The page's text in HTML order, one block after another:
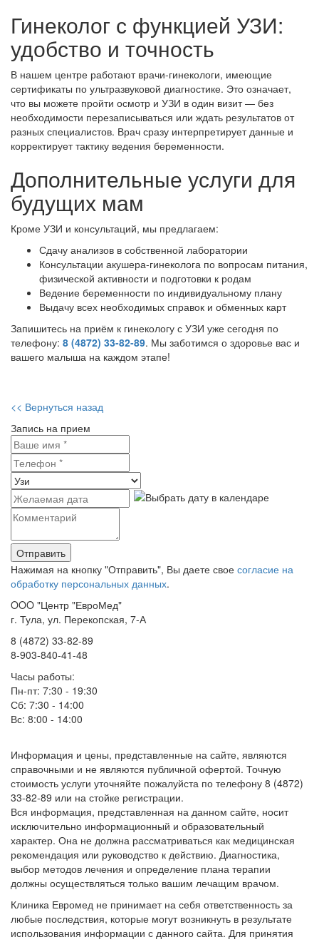
Гинеколог с функцией УЗИ:
удобство и точность
В нашем центре работают врачи-гинекологи, имеющие
сертификаты по ультразвуковой диагностике. Это означает,
что вы можете пройти осмотр и УЗИ в один визит — без
необходимости перезаписываться или ждать результатов от
разных специалистов. Врач сразу интерпретирует данные и
корректирует тактику ведения беременности.
Дополнительные услуги для
будущих мам
Кроме УЗИ и консультаций, мы предлагаем:
Сдачу анализов в собственной лаборатории
Консультации акушера-гинеколога по вопросам питания,
физической активности и подготовки к родам
Ведение беременности по индивидуальному плану
Выдачу всех необходимых справок и обменных карт
Запишитесь на приём к гинекологу с УЗИ уже сегодня по
телефону: 8 (4872) 33-82-89. Мы заботимся о здоровье вас и
вашего малыша на каждом этапе!
<< Вернуться назад
Запись на прием
Нажимая на кнопку "Отправить", Вы даете свое согласие на
обработку персональных данных.
OOO "Центр "ЕвроМед"
г. Тула, ул. Перекопская, 7-А
8 (4872) 33-82-89
8-903-840-41-48
Часы работы:
Пн-пт: 7:30 - 19:30
Сб: 7:30 - 14:00
Вс: 8:00 - 14:00
Информация и цены, представленные на сайте, являются
справочными и не являются публичной офертой. Точную
стоимость услуги уточняйте пожалуйста по телефону 8 (4872)
33-82-89 или на стойке регистрации.
Вся информация, представленная на данном сайте, носит
исключительно информационный и образовательный
характер. Она не должна рассматриваться как медицинская
рекомендация или руководство к действию. Диагностика,
выбор методов лечения и определение плана терапии
должны осуществляться только вашим лечащим врачом.
Клиника Евромед не принимает на себя ответственность за
любые последствия, которые могут возникнуть в результате
использования информации с данного сайта. Для принятия